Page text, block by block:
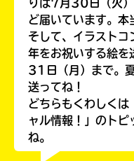
りは7月30日（火
ど届いています。本
そして、イラストコ
年をお祝いする絵
31日（月）まで。
送ってね！
どちらもくわしくは
ャル情報！」のトピ
ね。